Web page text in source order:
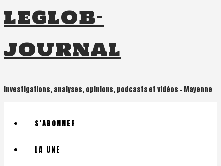
leglob-
journal
Investigations, analyses, opinions, podcasts et vidéos – Mayenne
S’ABONNER
LA UNE